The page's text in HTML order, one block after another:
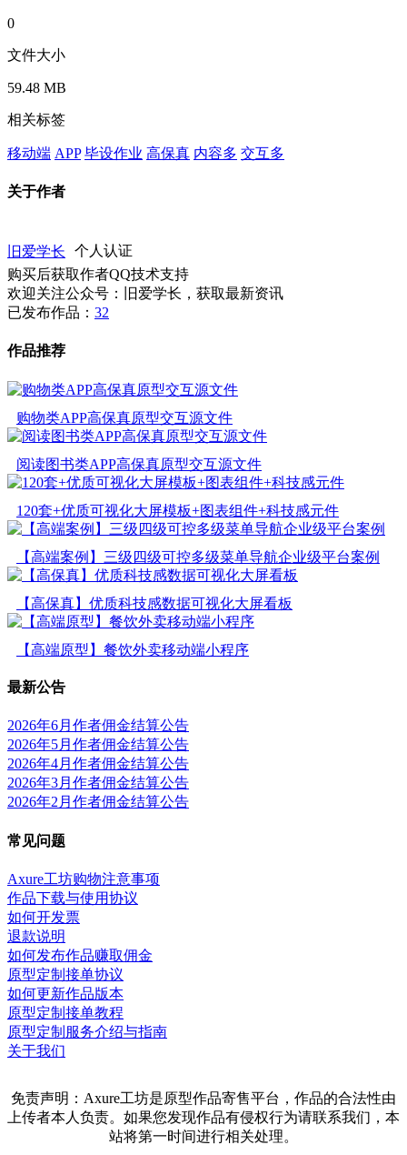
0
文件大小
59.48 MB
相关标签
移动端 APP 毕设作业 高保真 内容多 交互多
关于作者
旧爱学长
个人认证
购买后获取作者QQ技术支持
欢迎关注公众号：旧爱学长，获取最新资讯
已发布作品： 32
作品推荐
购物类APP高保真原型交互源文件
阅读图书类APP高保真原型交互源文件
120套+优质可视化大屏模板+图表组件+科技感元件
【高端案例】三级四级可控多级菜单导航企业级平台案例
【高保真】优质科技感数据可视化大屏看板
【高端原型】餐饮外卖移动端小程序
最新公告
2026年6月作者佣金结算公告
2026年5月作者佣金结算公告
2026年4月作者佣金结算公告
2026年3月作者佣金结算公告
2026年2月作者佣金结算公告
常见问题
Axure工坊购物注意事项
作品下载与使用协议
如何开发票
退款说明
如何发布作品赚取佣金
原型定制接单协议
如何更新作品版本
原型定制接单教程
原型定制服务介绍与指南
关于我们
免责声明：Axure工坊是原型作品寄售平台，作品的合法性由
上传者本人负责。如果您发现作品有侵权行为请联系我们，本
站将第一时间进行相关处理。